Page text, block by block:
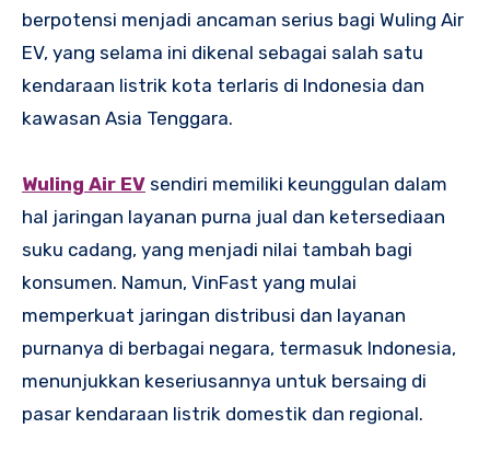
berpotensi menjadi ancaman serius bagi Wuling Air
EV, yang selama ini dikenal sebagai salah satu
kendaraan listrik kota terlaris di Indonesia dan
kawasan Asia Tenggara.
Wuling Air EV sendiri memiliki keunggulan dalam
hal jaringan layanan purna jual dan ketersediaan
suku cadang, yang menjadi nilai tambah bagi
konsumen. Namun, VinFast yang mulai
memperkuat jaringan distribusi dan layanan
purnanya di berbagai negara, termasuk Indonesia,
menunjukkan keseriusannya untuk bersaing di
pasar kendaraan listrik domestik dan regional.